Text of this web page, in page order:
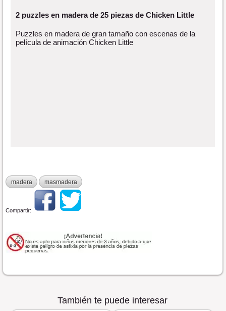
2 puzzles en madera de 25 piezas de Chicken Little
Puzzles en madera de gran tamaño con escenas de la
película de animación Chicken Little
madera masmadera
Compartir:
También te puede interesar